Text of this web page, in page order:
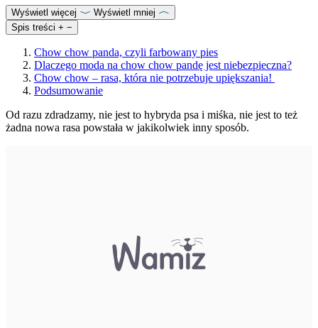
Wyświetl więcej
Wyświetl mniej
Spis treści + −
Chow chow panda, czyli farbowany pies
Dlaczego moda na chow chow pandę jest niebezpieczna?
Chow chow – rasa, która nie potrzebuje upiększania!
Podsumowanie
Od razu zdradzamy, nie jest to hybryda psa i miśka, nie jest to też
żadna nowa rasa powstała w jakikolwiek inny sposób.